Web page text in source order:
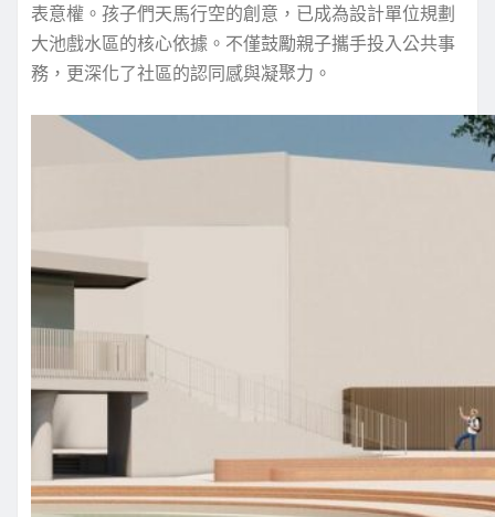
表意權。孩子們天馬行空的創意，已成為設計單位規劃
大池戲水區的核心依據。不僅鼓勵親子攜手投入公共事
務，更深化了社區的認同感與凝聚力。